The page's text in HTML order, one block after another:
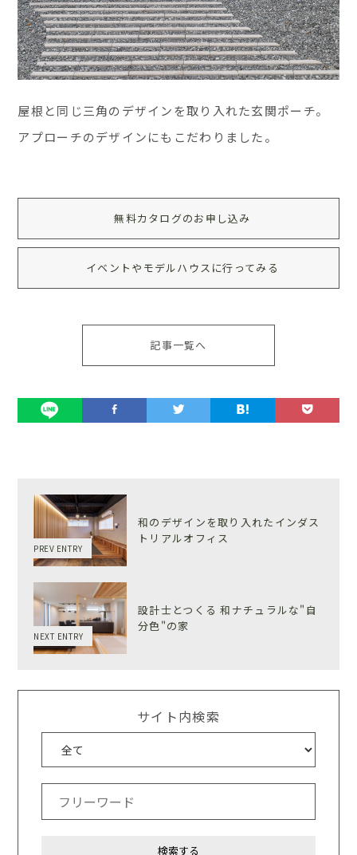
屋根と同じ三角のデザインを取り入れた玄関ポーチ。
アプローチのデザインにもこだわりました。
無料カタログのお申し込み
イベントやモデルハウスに行ってみる
記事一覧へ
PREV ENTRY
和のデザインを取り入れたインダス
トリアルオフィス
NEXT ENTRY
設計士とつくる 和ナチュラルな"自
分色"の家
サイト内検索